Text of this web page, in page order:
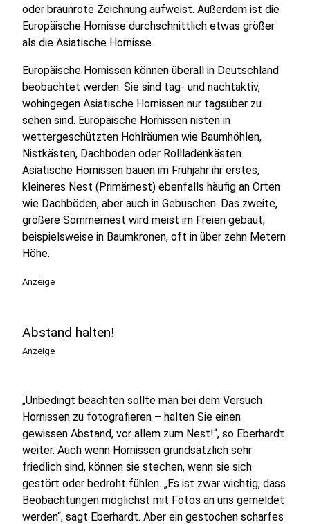
oder braunrote Zeichnung aufweist. Außerdem ist die
Europäische Hornisse durchschnittlich etwas größer
als die Asiatische Hornisse.
Europäische Hornissen können überall in Deutschland
beobachtet werden. Sie sind tag- und nachtaktiv,
wohingegen Asiatische Hornissen nur tagsüber zu
sehen sind. Europäische Hornissen nisten in
wettergeschützten Hohlräumen wie Baumhöhlen,
Nistkästen, Dachböden oder Rollladenkästen.
Asiatische Hornissen bauen im Frühjahr ihr erstes,
kleineres Nest (Primärnest) ebenfalls häufig an Orten
wie Dachböden, aber auch in Gebüschen. Das zweite,
größere Sommernest wird meist im Freien gebaut,
beispielsweise in Baumkronen, oft in über zehn Metern
Höhe.
Anzeige
Abstand halten!
Anzeige
„Unbedingt beachten sollte man bei dem Versuch
Hornissen zu fotografieren – halten Sie einen
gewissen Abstand, vor allem zum Nest!“, so Eberhardt
weiter. Auch wenn Hornissen grundsätzlich sehr
friedlich sind, können sie stechen, wenn sie sich
gestört oder bedroht fühlen. „Es ist zwar wichtig, dass
Beobachtungen möglichst mit Fotos an uns gemeldet
werden“, sagt Eberhardt. Aber ein gestochen scharfes